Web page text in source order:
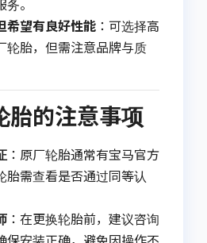
。
希望有良好性能 ：可选择高
轮胎，但需注意品牌与质
胎的注意事项
：原厂轮胎通常有宝马官方
胎需查看是否通过同等认
：在更换轮胎前，建议咨询